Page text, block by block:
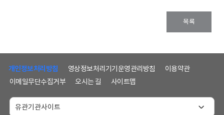
목록
개인정보처리방침 영상정보처리기기운영관리방침
이용약관
이메일무단수집거부
오시는 길 사이트맵